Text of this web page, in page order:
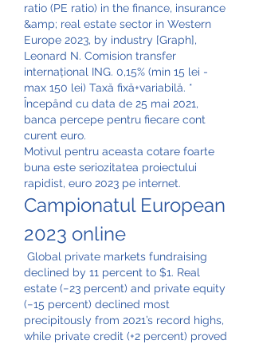
ratio (PE ratio) in the finance, insurance
&amp; real estate sector in Western
Europe 2023, by industry [Graph],
Leonard N. Comision transfer
internațional ING. 0,15% (min 15 lei -
max 150 lei) Taxă fixă+variabilă. *
Începând cu data de 25 mai 2021,
banca percepe pentru fiecare cont
curent euro.
Motivul pentru aceasta cotare foarte
buna este seriozitatea proiectului
rapidist, euro 2023 pe internet.
Campionatul European
2023 online
declined by 11 percent to $1. Real
estate (−23 percent) and private equity
(−15 percent) declined most
precipitously from 2021’s record highs,
while private credit (+2 percent) proved